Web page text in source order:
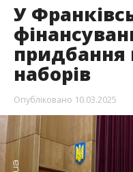
У
придбання
наборів
Опубліковано 10.03.2025